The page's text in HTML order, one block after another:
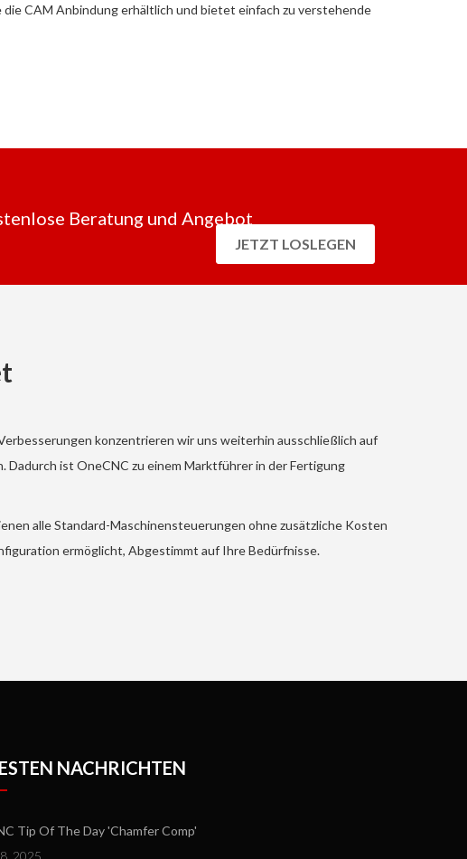
CAM Anbindung erhältlich und bietet einfach zu verstehende
Beratung und Angebot
JETZT LOSLEGEN
konzentrieren wir uns weiterhin ausschließlich auf
ist OneCNC zu einem Marktführer in der Fertigung
alle Standard-Maschinensteuerungen ohne zusätzliche Kosten
ermöglicht, Abgestimmt auf Ihre Bedürfnisse.
NACHRICHTEN
Tip Of The Day 'Chamfer Comp'
2025